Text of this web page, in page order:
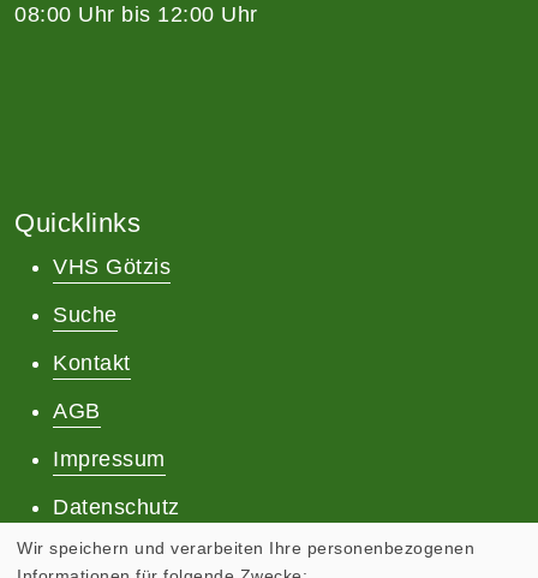
08:00 Uhr bis 12:00 Uhr
Quicklinks
VHS Götzis
Suche
Kontakt
AGB
Impressum
Datenschutz
Wir speichern und verarbeiten Ihre personenbezogenen